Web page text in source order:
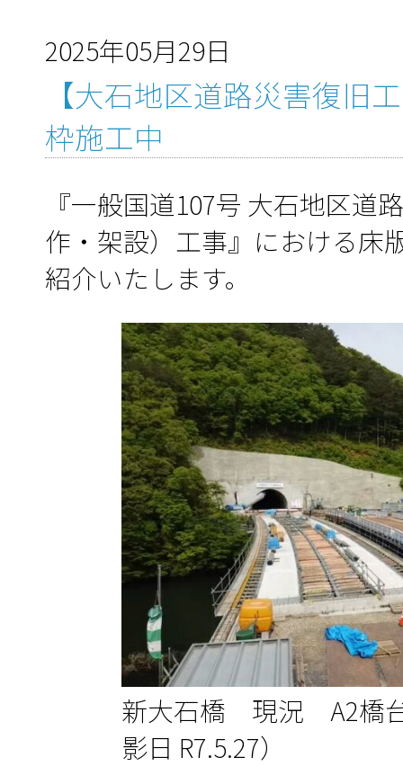
2025年05月29日
【大石地区道路災害復旧
枠施工中
『一般国道107号 大石地区道
作・架設）工事』における床
紹介いたします。
新大石橋 現況 A2橋
影日 R7.5.27）